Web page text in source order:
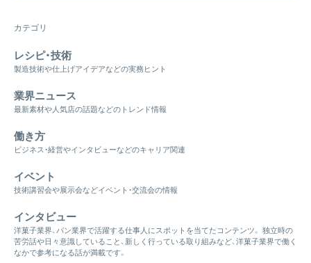
カテゴリ
レシピ・技術
製造技術や仕上げアイデアなどの実務ヒント
業界ニュース
最新素材や人気店の話題などのトレンド情報
働き方
ビジネス・経営やインタビューなどのキャリア関連
イベント
技術講習会や展示会などイベント・交流会の情報
インタビュー
洋菓子業界、パン業界で活躍する仕事人にスポットを当てたコンテンツ。 独立時の
苦労話や日々意識していること、新しく行っている取り組みなど、洋菓子業界で働く
なかで参考になる話が満載です。